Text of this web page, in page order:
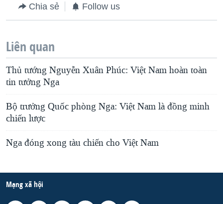
Chia sẻ Follow us
Liên quan
Thủ tướng Nguyễn Xuân Phúc: Việt Nam hoàn toàn
tin tưởng Nga
Bộ trưởng Quốc phòng Nga: Việt Nam là đồng minh
chiến lược
Nga đóng xong tàu chiến cho Việt Nam
Mạng xã hội